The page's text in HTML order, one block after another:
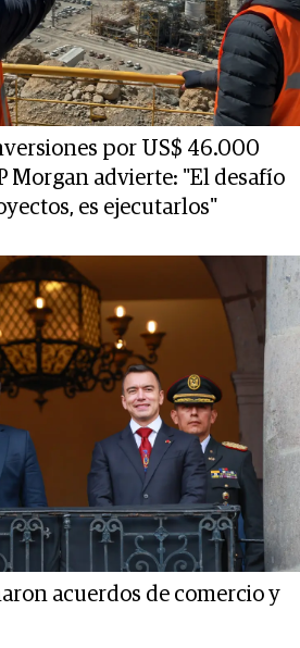
por US$ 46.000
Morgan advierte: "El desafío
es ejecutarlos"
acuerdos de comercio y